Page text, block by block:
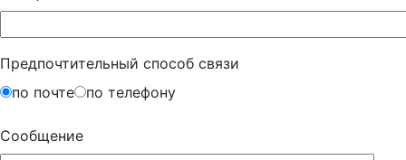
Предпочтительный способ связи
по почте
по телефону
Сообщение